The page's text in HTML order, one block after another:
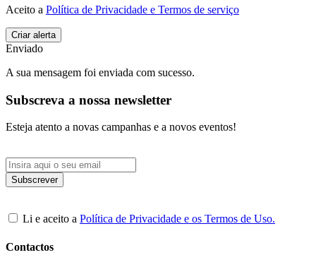
Aceito a Política de Privacidade e Termos de serviço
Enviado
A sua mensagem foi enviada com sucesso.
Subscreva a nossa newsletter
Esteja atento a novas campanhas e a novos eventos!
Li e aceito a Política de Privacidade e os Termos de Uso.
Contactos